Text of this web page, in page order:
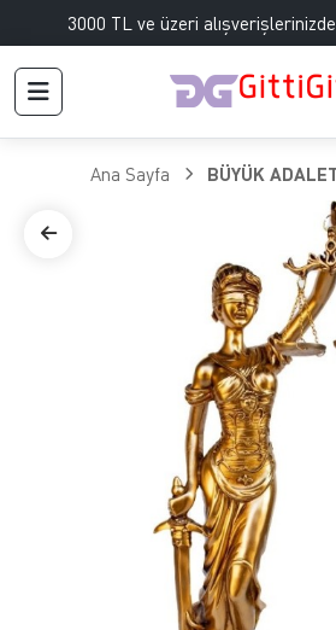
3000 TL ve üzeri alışverişlerinizde
Ana Sayfa BÜYÜK